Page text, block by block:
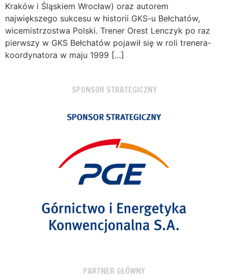
Kraków i Śląskiem Wrocław) oraz autorem
największego sukcesu w historii GKS-u Bełchatów,
wicemistrzostwa Polski. Trener Orest Lenczyk po raz
pierwszy w GKS Bełchatów pojawił się w roli trenera-
koordynatora w maju 1999 […]
SPONSOR STRATEGICZNY
PARTNER GŁÓWNY